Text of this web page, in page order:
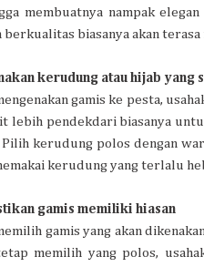
membuatnya nampak
berkualitas biasanya akan terasa
kerudung atau hijab yang
gamis ke pesta,
lebih pendekdari biasanya
Pilih kerudung polos dengan
kerudung yang terlalu
gamis memiliki hiasan
gamis yang akan
memilih yang polos,